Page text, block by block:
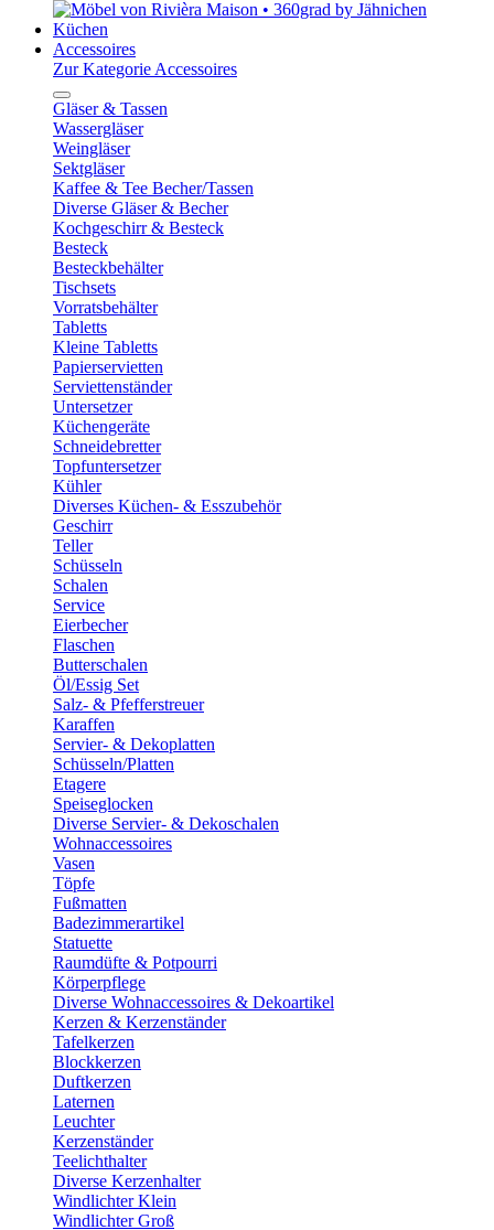
Küchen
Accessoires
Zur Kategorie Accessoires
Gläser & Tassen
Wassergläser
Weingläser
Sektgläser
Kaffee & Tee Becher/Tassen
Diverse Gläser & Becher
Kochgeschirr & Besteck
Besteck
Besteckbehälter
Tischsets
Vorratsbehälter
Tabletts
Kleine Tabletts
Papierservietten
Serviettenständer
Untersetzer
Küchengeräte
Schneidebretter
Topfuntersetzer
Kühler
Diverses Küchen- & Esszubehör
Geschirr
Teller
Schüsseln
Schalen
Service
Eierbecher
Flaschen
Butterschalen
Öl/Essig Set
Salz- & Pfefferstreuer
Karaffen
Servier- & Dekoplatten
Schüsseln/Platten
Etagere
Speiseglocken
Diverse Servier- & Dekoschalen
Wohnaccessoires
Vasen
Töpfe
Fußmatten
Badezimmerartikel
Statuette
Raumdüfte & Potpourri
Körperpflege
Diverse Wohnaccessoires & Dekoartikel
Kerzen & Kerzenständer
Tafelkerzen
Blockkerzen
Duftkerzen
Laternen
Leuchter
Kerzenständer
Teelichthalter
Diverse Kerzenhalter
Windlichter Klein
Windlichter Groß